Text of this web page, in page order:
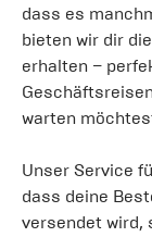
dass es
bieten wir dir
erhalten –
warten
Unser Service
dass deine
versendet wird,